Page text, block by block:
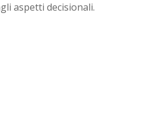
aspetti decisionali.